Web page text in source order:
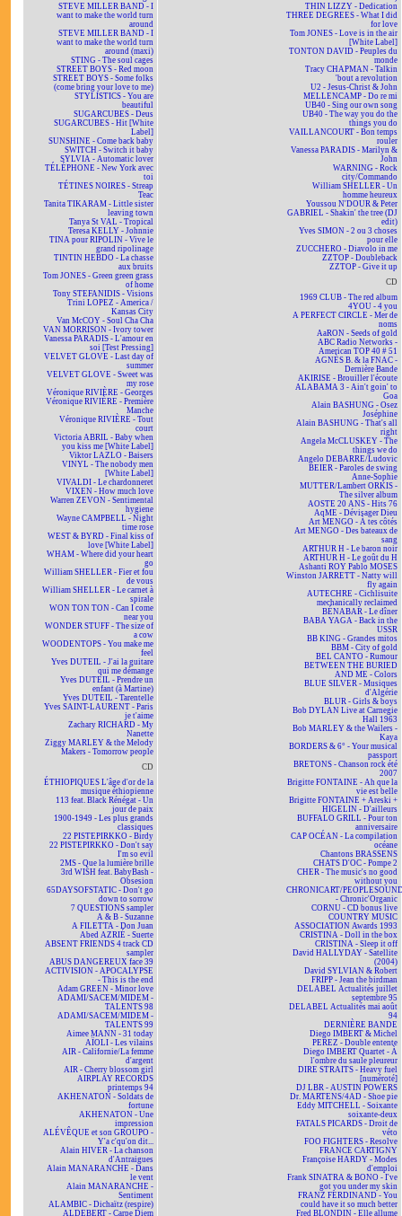
STEVE MILLER BAND - I
want to make the world turn
around
STEVE MILLER BAND - I
want to make the world turn
around (maxi)
STING - The soul cages
STREET BOYS - Red moon
STREET BOYS - Some folks
(come bring your love to me)
STYLISTICS - You are
beautiful
SUGARCUBES - Deus
SUGARCUBES - Hit [White
Label]
SUNSHINE - Come back baby
SWITCH - Switch it baby
SYLVIA - Automatic lover
TÉLÉPHONE - New York avec
toi
TÉTINES NOIRES - Streap
Teac
Tanita TIKARAM - Little sister
leaving town
Tanya St VAL - Tropical
Teresa KELLY - Johnnie
TINA pour RIPOLIN - Vive le
grand ripolinage
TINTIN HEBDO - La chasse
aux bruits
Tom JONES - Green green grass
of home
Tony STEFANIDIS - Visions
Trini LOPEZ - America /
Kansas City
Van McCOY - Soul Cha Cha
VAN MORRISON - Ivory tower
Vanessa PARADIS - L'amour en
soi [Test Pressing]
VELVET GLOVE - Last day of
summer
VELVET GLOVE - Sweet was
my rose
Véronique RIVIÈRE - Georges
Véronique RIVIÈRE - Première
Manche
Véronique RIVIÈRE - Tout
court
Victoria ABRIL - Baby when
you kiss me [White Label]
Viktor LAZLO - Baisers
VINYL - The nobody men
[White Label]
VIVALDI - Le chardonneret
VIXEN - How much love
Warren ZEVON - Sentimental
hygiene
Wayne CAMPBELL - Night
time rose
WEST & BYRD - Final kiss of
love [White Label]
WHAM - Where did your heart
go
William SHELLER - Fier et fou
de vous
William SHELLER - Le carnet à
spirale
WON TON TON - Can I come
near you
WONDER STUFF - The size of
a cow
WOODENTOPS - You make me
feel
Yves DUTEIL - J'ai la guitare
qui me démange
Yves DUTEIL - Prendre un
enfant (à Martine)
Yves DUTEIL - Tarentelle
Yves SAINT-LAURENT - Paris
je t'aime
Zachary RICHARD - My
Nanette
Ziggy MARLEY & the Melody
Makers - Tomorrow people
CD
ÉTHIOPIQUES L'âge d'or de la
musique éthiopienne
113 feat. Black Rénégat - Un
jour de paix
1900-1949 - Les plus grands
classiques
22 PISTEPIRKKO - Birdy
22 PISTEPIRKKO - Don't say
I'm so evil
2MS - Que la lumière brille
3rd WISH feat. BabyBash -
Obsesion
65DAYSOFSTATIC - Don't go
down to sorrow
7 QUESTIONS sampler
A & B - Suzanne
A FILETTA - Don Juan
Abed AZRIÉ - Suerte
ABSENT FRIENDS 4 track CD
sampler
ABUS DANGEREUX face 39
ACTIVISION - APOCALYPSE
- This is the end
Adam GREEN - Minor love
ADAMI/SACEM/MIDEM -
TALENTS 98
ADAMI/SACEM/MIDEM -
TALENTS 99
Aimee MANN - 31 today
AÏOLI - Les vilains
AIR - Californie/La femme
d'argent
AIR - Cherry blossom girl
AIRPLAY RECORDS
printemps 94
AKHENATON - Soldats de
fortune
AKHENATON - Une
impression
ALÉVÊQUE et son GROUPO -
Y'a c'qu'on dit...
Alain HIVER - La chanson
d'Antraigues
Alain MANARANCHE - Dans
le vent
Alain MANARANCHE -
Sentiment
ALAMBIC - Dichaïtz (respire)
ALDEBERT - Carpe Diem
THIN LIZZY - Dedication
THREE DEGREES - What I did
for love
Tom JONES - Love is in the air
[White Label]
TONTON DAVID - Peuples du
monde
Tracy CHAPMAN - Talkin
'bout a revolution
U2 - Jesus-Christ & John
MELLENCAMP - Do re mi
UB40 - Sing our own song
UB40 - The way you do the
things you do
VAILLANCOURT - Bon temps
rouler
Vanessa PARADIS - Marilyn &
John
WARNING - Rock
city/Commando
William SHELLER - Un
homme heureux
Youssou N'DOUR & Peter
GABRIEL - Shakin' the tree (DJ
edit)
Yves SIMON - 2 ou 3 choses
pour elle
ZUCCHERO - Diavolo in me
ZZTOP - Doubleback
ZZTOP - Give it up
CD
1969 CLUB - The red album
4YOU - 4 you
A PERFECT CIRCLE - Mer de
noms
AaRON - Seeds of gold
ABC Radio Networks -
American TOP 40 # 51
AGNÈS B. & la FNAC -
Dernière Bande
AKIRISE - Brouiller l'écoute
ALABAMA 3 - Ain't goin' to
Goa
Alain BASHUNG - Osez
Joséphine
Alain BASHUNG - That's all
right
Angela McCLUSKEY - The
things we do
Angelo DEBARRE/Ludovic
BEIER - Paroles de swing
Anne-Sophie
MUTTER/Lambert ORKIS -
The silver album
AOSTE 20 ANS - Hits 76
AqME - Dévisager Dieu
Art MENGO - À tes côtés
Art MENGO - Des bateaux de
sang
ARTHUR H - Le baron noir
ARTHUR H - Le goût du H
Ashanti ROY Pablo MOSES
Winston JARRETT - Natty will
fly again
AUTECHRE - Cichlisuite
mechanically reclaimed
BÉNABAR - Le dîner
BABA YAGA - Back in the
USSR
BB KING - Grandes mitos
BBM - City of gold
BEL CANTO - Rumour
BETWEEN THE BURIED
AND ME - Colors
BLUE SILVER - Musiques
d'Algérie
BLUR - Girls & boys
Bob DYLAN Live at Carnegie
Hall 1963
Bob MARLEY & the Wailers -
Kaya
BORDERS & 6° - Your musical
passport
BRETONS - Chanson rock été
2007
Brigitte FONTAINE - Ah que la
vie est belle
Brigitte FONTAINE + Areski +
HIGELIN - D'ailleurs
BUFFALO GRILL - Pour ton
anniversaire
CAP OCÉAN - La compilation
océane
Chantons BRASSENS
CHATS D'OC - Pompe 2
CHER - The music's no good
without you
CHRONICART/
- Chronic'Organic
CORNU - CD bonus live
COUNTRY MUSIC
ASSOCIATION Awards 1993
CRISTINA - Doll in the box
CRISTINA - Sleep it off
David HALLYDAY - Satellite
(2004)
David SYLVIAN & Robert
FRIPP - Jean the birdman
DELABEL Actualités juillet
septembre 95
DELABEL Actualités mai août
94
DERNIÈRE BANDE
Diego IMBERT & Michel
PEREZ - Double entente
Diego IMBERT Quartet - À
l'ombre du saule pleureur
DIRE STRAITS - Heavy fuel
[numéroté]
DJ LBR - AUSTIN POWERS
Dr. MARTENS/4AD - Shoe pie
Eddy MITCHELL - Soixante
soixante-deux
FATALS PICARDS - Droit de
véto
FOO FIGHTERS - Resolve
FRANCE CARTIGNY
Françoise HARDY - Modes
d'emploi
Frank SINATRA & BONO - I've
got you under my skin
FRANZ FERDINAND - You
could have it so much better
Fred BLONDIN - Elle allume